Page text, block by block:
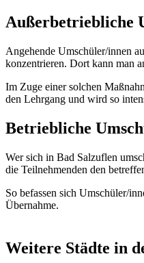
Außerbetriebliche
Angehende Umschüler/innen
konzentrieren. Dort kann man
Im Zuge einer solchen
den Lehrgang und wird so
Betriebliche
Wer sich in Bad Salzuflen
die Teilnehmenden den
So befassen sich Umschüler/
Übernahme.
Weitere Städte in